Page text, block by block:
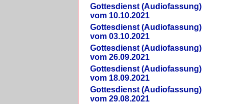
Gottesdienst (Audiofassung)
vom 10.10.2021
Gottesdienst (Audiofassung)
vom 03.10.2021
Gottesdienst (Audiofassung)
vom 26.09.2021
Gottesdienst (Audiofassung)
vom 18.09.2021
Gottesdienst (Audiofassung)
vom 29.08.2021